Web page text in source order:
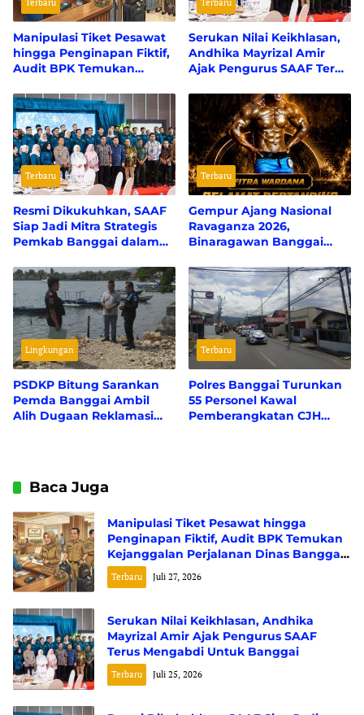
Manipulasi Tiket Pesawat
hingga Penginapan Fiktif,
Audit BPK Temukan
Dinas Banggai Laut
Miliaran Rupiah
Serukan Nilai Keikhlasan,
Andhika Mayrizal Amir
Ajak Pengurus SAAF Terus
Terbaru
Resmi Dikukuhkan, SAAF
Siap Jadi Mitra Strategis
Pemkab Banggai dalam
Pelestarian Budaya
Terbaru
Gempur Ajang Nasional
Ravaganza 2026,
Binaragawan Banggai
Tiga Kelas Sekaligus
Lingkungan
PSDKP Bitung Sarankan
Pemda Banggai Ambil
Alih Dugaan Reklamasi
Terbaru
Polres Banggai Turunkan
55 Personel Kawal
Pemberangkatan CJH
Baca Juga
Manipulasi Tiket Pesawat hingga
Penginapan Fiktif, Audit BPK Temukan
Kejanggalan Perjalanan Dinas Banggai
Laut Miliaran Rupiah
Terbaru Juli 27, 2026
Serukan Nilai Keikhlasan, Andhika
Mayrizal Amir Ajak Pengurus SAAF
Terus Mengabdi Untuk Banggai
Terbaru Juli 25, 2026